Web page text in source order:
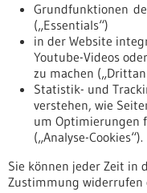
Das Land stellt auch in
Innovationen von
Baden-Württemberg in
bis zum 31. Mai 2026
https://
bw.de/fachbeitrag/pm/
des-landes-2026-
Veranstaltung -
Irland –
Grundfunktionen
(„Essentials“)
in der Website
Youtube-Videos
zu machen
Statistik- und
verstehen, wie
um Optimierungen
(„Analyse-Cookies“).
Sie können jeder Zeit in
Zustimmung widerrufen